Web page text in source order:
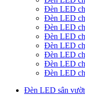
Đèn LED
Đèn LED
Đèn LED
Đèn LED
Đèn LED
Đèn LED
Đèn LED
Đèn LED
Đèn LED sân